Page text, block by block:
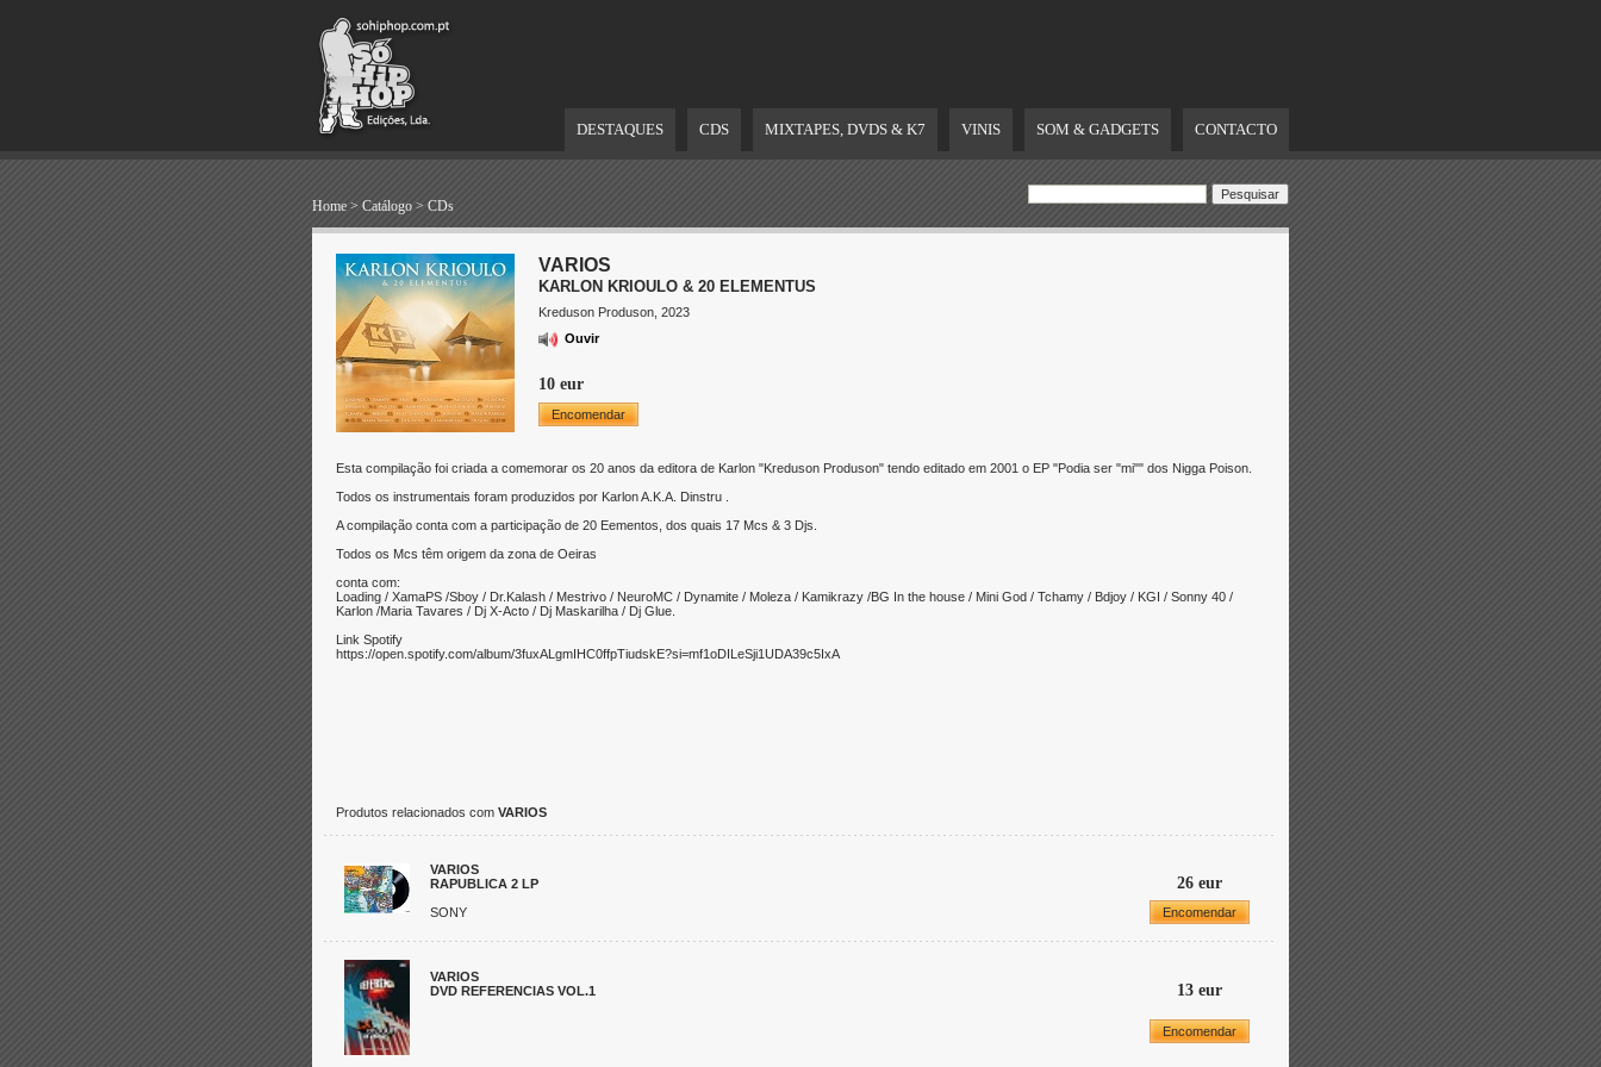
DESTAQUES CDS MIXTAPES, DVDS & K7 VINIS SOM & GADGETS CONTACTO
Home > Catálogo > CDs
VARIOS
KARLON KRIOULO & 20 ELEMENTUS
Kreduson Produson, 2023
Ouvir
10 eur
Encomendar
Esta compilação foi criada a comemorar os 20 anos da editora de Karlon "Kreduson Produson" tendo editado em 2001 o EP "Podia ser "mi"" dos Nigga Poison.
Todos os instrumentais foram produzidos por Karlon A.K.A. Dinstru .
A compilação conta com a participação de 20 Eementos, dos quais 17 Mcs & 3 Djs.
Todos os Mcs têm origem da zona de Oeiras
conta com:
Loading / XamaPS /Sboy / Dr.Kalash / Mestrivo / NeuroMC / Dynamite / Moleza / Kamikrazy /BG In the house / Mini God / Tchamy / Bdjoy / KGI / Sonny 40 /
Karlon /Maria Tavares / Dj X-Acto / Dj Maskarilha / Dj Glue.
Link Spotify
https://open.spotify.com/album/3fuxALgmIHC0ffpTiudskE?si=mf1oDILeSji1UDA39c5IxA
Produtos relacionados com VARIOS
VARIOS
RAPUBLICA 2 LP
26 eur
SONY Encomendar
VARIOS
DVD REFERENCIAS VOL.1
13 eur
Encomendar